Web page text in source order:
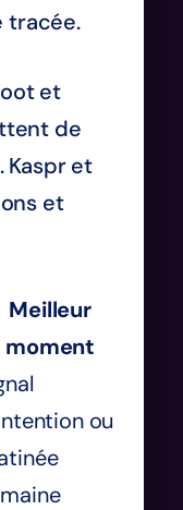
tracée.
et
de
Kaspr et
et
Meilleur
moment
ou